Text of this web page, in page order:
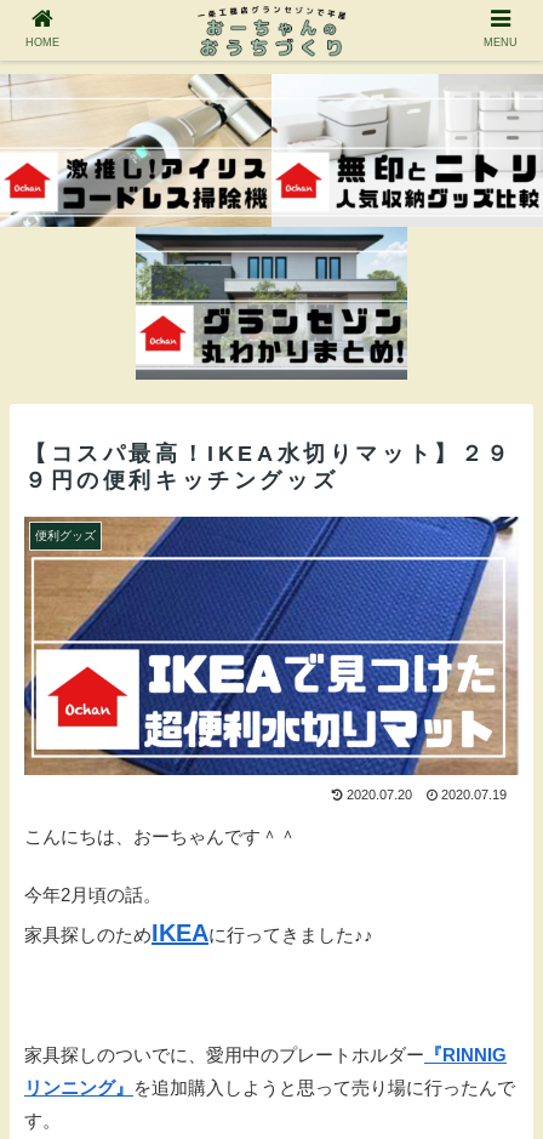
【コスパ最高！IKEA水切りマット】２９
９円の便利キッチングッズ
便利グッズ
2020.07.20 2020.07.19
こんにちは、おーちゃんです＾＾
今年2月頃の話。
家具探しのためIKEAに行ってきました♪♪
家具探しのついでに、愛用中のプレートホルダー 『RINNIG
リンニング』 を追加購入しようと思って売り場に行ったんで
す。
HOME MENU